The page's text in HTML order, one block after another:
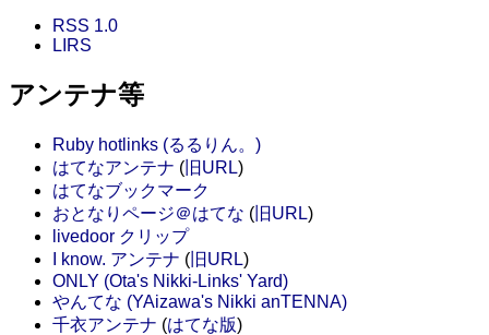
RSS 1.0
LIRS
アンテナ等
Ruby hotlinks (るるりん。)
はてなアンテナ ( 旧URL)
はてなブックマーク
おとなりページ＠はてな ( 旧URL)
livedoor クリップ
I know. アンテナ ( 旧URL)
ONLY (Ota's Nikki-Links' Yard)
やんてな (YAizawa's Nikki anTENNA)
千衣アンテナ (はてな版)